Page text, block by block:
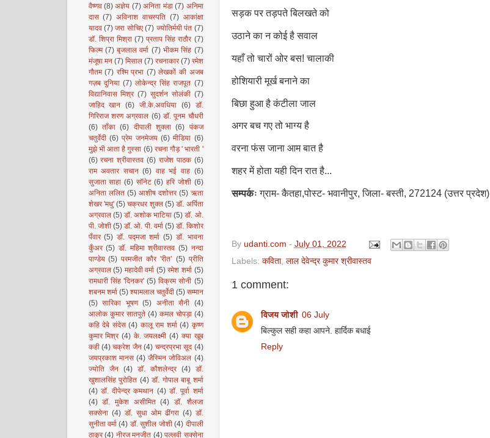
सड़क पर तड़पते बिलखते को
उठाने का न कोई है सवाल
यहाँ तो चारों ओर बस! चालाकी
होशियारी मूर्ख बनाने का
बिछा हुआ है कंटीला जाल
अगर बच गए तो भाग्य है
वरना फंस जाना आम बात है
शहर में होता यही दिन रात है...
सम्पर्कः ग्राम- कैतहा,पोस्ट- भवानीपुर,जिला- बस्ती, 272124 (उत्तर प्रदेश)
By udanti.com - July 01, 2022
Labels: कविता, लाल देवेन्द्र कुमार श्रीवास्तव
1 comment:
विजय जोशी 06 July
बिल्कुल सही कहा आपने. हार्दिक बधाई
Reply
वैष्णव (8) अज्ञेय (7) अनिता मंडा (7) अनिमा
दास (7) अविनाश वाचस्पति (7) आकांक्षा
यादव (7) जरा सोचिए (7) ज्योतिर्मयी पंत (7)
डॉ. शिप्रा मिश्रा (7) प्रताप सिंह राठौर (7)
फिल्म (7) बृजलाल वर्मा (7) भीकम सिंह (7)
मंजूषा मन (7) मिसाल (7) रचनाकार (7) रमेश
गौतम (7) रश्मि प्रभा (7) लेखकों की अजब
गज़ब दुनिया (7) लोकेन्द्र सिंह राजपूत (7)
विद्यानिवास मिश्र (7) सुदर्शन सोलंकी (7)
जाहिद खान (6) जी.के.अवधिया (6) डॉ.
गिरिराज शरण अग्रवाल (6) डॉ. पूनम चौधरी
(6) ताँका (6) दीपाली शुक्ला (6) पंकज
चतुर्वेदी (6) प्रेम जनमेजय (6) मीडिया (6)
मुझे भी आता है गुस्सा (6) रचना गौड़ ' भारती '
(6) रचना श्रीवास्तव (6) राजेश पाठक (6)
राम अवतार सचान (6) वाह भई वाह (6)
सुजाता साहा (6) सॉनेट (6) हरि जोशी (6)
अनिता ललित (5) आशीष दशोत्तर (5) ऋता
शेखर 'मधु' (5) चक्रधर शुक्ल (5) डॉ. अर्पिता
अग्रवाल (5) डॉ. अशोक भाटिया (5) डॉ. ओ.
पी. जोशी (5) डॉ. ओ. पी. वर्मा (5) डॉ. किशोर
पँवार (5) डॉ. पद्मजा शर्मा (5) डॉ. भावना
कुँअर (5) डॉ. महिमा श्रीवास्तव (5) नन्दा
पाण्डेय (5) परमजीत कौर 'रीत’ (5) प्रीति
अग्रवाल (5) महादेवी वर्मा (5) रमेश शर्मा (5)
रामधारी सिंह 'दिनकर' (5) विक्रम सोनी (5)
शबनम शर्मा (5) श्यामलाल चतुर्वेदी (5) सम्मान
(5) सारिका भूषण (5) अनीता सैनी (4)
आलोक कुमार सातपुते (4) कमल चोपड़ा (4)
कहि देबे संदेस (4) कालू राम शर्मा (4) कृष्ण
कुमार मिश्र (4) के. जयलक्ष्मी (4) क्या खूब
कही (4) चक्रेश जैन (4) चन्द्रप्रभा सूद (4)
जयप्रकाश मानस (4) जैस्मिन जोविअल (4)
ज्योति जैन
(4) डॉ. कौशलेन्द्र (4)
डॉ.
खुशालसिंह पुरोहित (4) डॉ. गोपाल बाबू शर्मा
(4) डॉ. दीपेन्द्र कमथान (4) डॉ. पूर्वा शर्मा
(4) डॉ. मुकेश असीमित (4) डॉ. शैलजा
सक्सेना (4) डॉ. सुधा ओम ढींगरा (4) डॉ.
सुनीता वर्मा (4) डॉ. सुशील जोशी (4) दीपाली
ठाकुर (4) नीरज मनजीत (4) पल्लवी सक्सेना